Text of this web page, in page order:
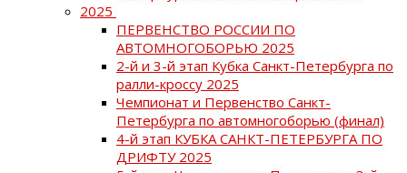
2025
ПЕРВЕНСТВО РОССИИ ПО
АВТОМНОГОБОРЬЮ 2025
2-й и 3-й этап Кубка Санкт-Петербурга по
ралли-кроссу 2025
Чемпионат и Первенство Санкт-
Петербурга по автомногоборью (финал)
4-й этап КУБКА САНКТ-ПЕТЕРБУРГА ПО
ДРИФТУ 2025